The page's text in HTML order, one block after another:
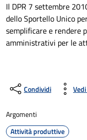
Il DPR 7 settembre
dello Sportello Unico
semplificare e rendere
amministrativi per le
Condividi
Argomenti
Attività produttive